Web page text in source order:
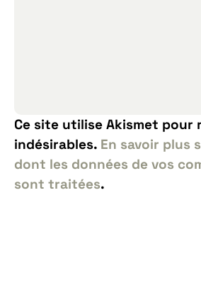
Ce site utilise Akismet pour
indésirables. En savoir plus
dont les données de vos
sont traitées.